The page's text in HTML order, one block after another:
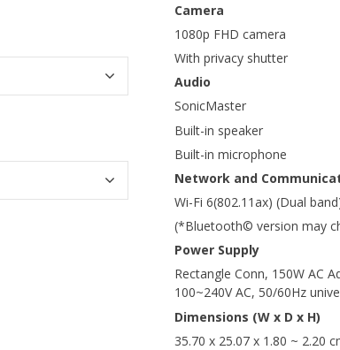
Camera
1080p FHD camera
With privacy shutter
Audio
SonicMaster
Built-in speaker
Built-in microphone
Network and
Wi-Fi 6(802.11ax) (Dual
(*Bluetooth© version may
Power Supply
Rectangle Conn, 150W AC
100~240V AC, 50/60Hz
Dimensions (W x D x H)
35.70 x 25.07 x 1.80 ~ 2.20